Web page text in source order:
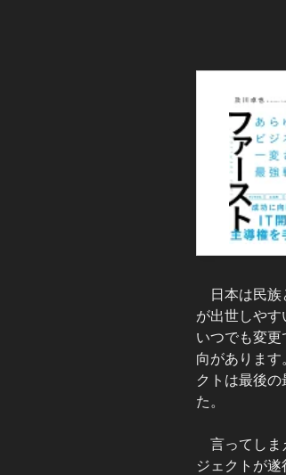
日本は民族
が出世しや
いつでも変
向がありま
クトは最後
た。
言ってしま
ジェクトが遂